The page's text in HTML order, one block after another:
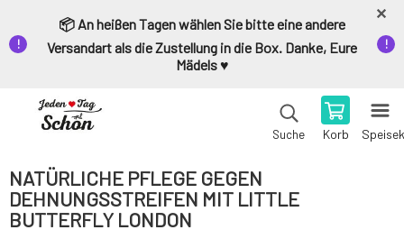
📦 An heißen Tagen wählen Sie bitte eine andere
Versandart als die Zustellung in die Box. Danke, Eure
Mädels ♥️
Suche Korb
NATÜRLICHE PFLEGE GEGEN
DEHNUNGSSTREIFEN MIT LITTLE
BUTTERFLY LONDON